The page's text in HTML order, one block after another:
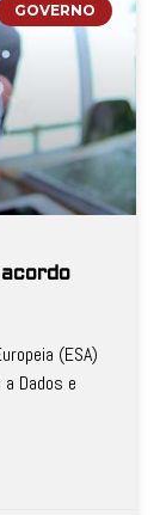
GOVERNO
(ESA)
Dados e